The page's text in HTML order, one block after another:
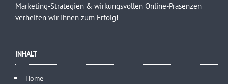
Marketing-Strategien & wirkungsvollen Online-Präsenzen
verhelfen wir Ihnen zum Erfolg!
INHALT
Home